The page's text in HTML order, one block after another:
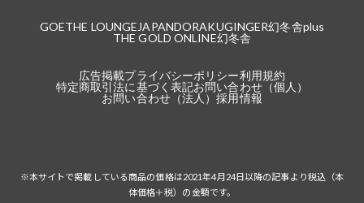
GOETHE LOUNGE JAPANDORAKUGINGER幻冬舎plus
THE GOLD ONLINE幻冬舎
広告掲載プライバシーポリシー利用規約
特定商取引法に基づく表記お問い合わせ（個人）
お問い合わせ（法人）採用情報
※本サイトで掲載している商品の価格は2021年4月24日以降の記事より税込（本
体価格＋税）の金額です。